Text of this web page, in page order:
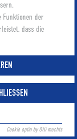
OK
Funktionen der
dass die
Cookie optin by Olli machts